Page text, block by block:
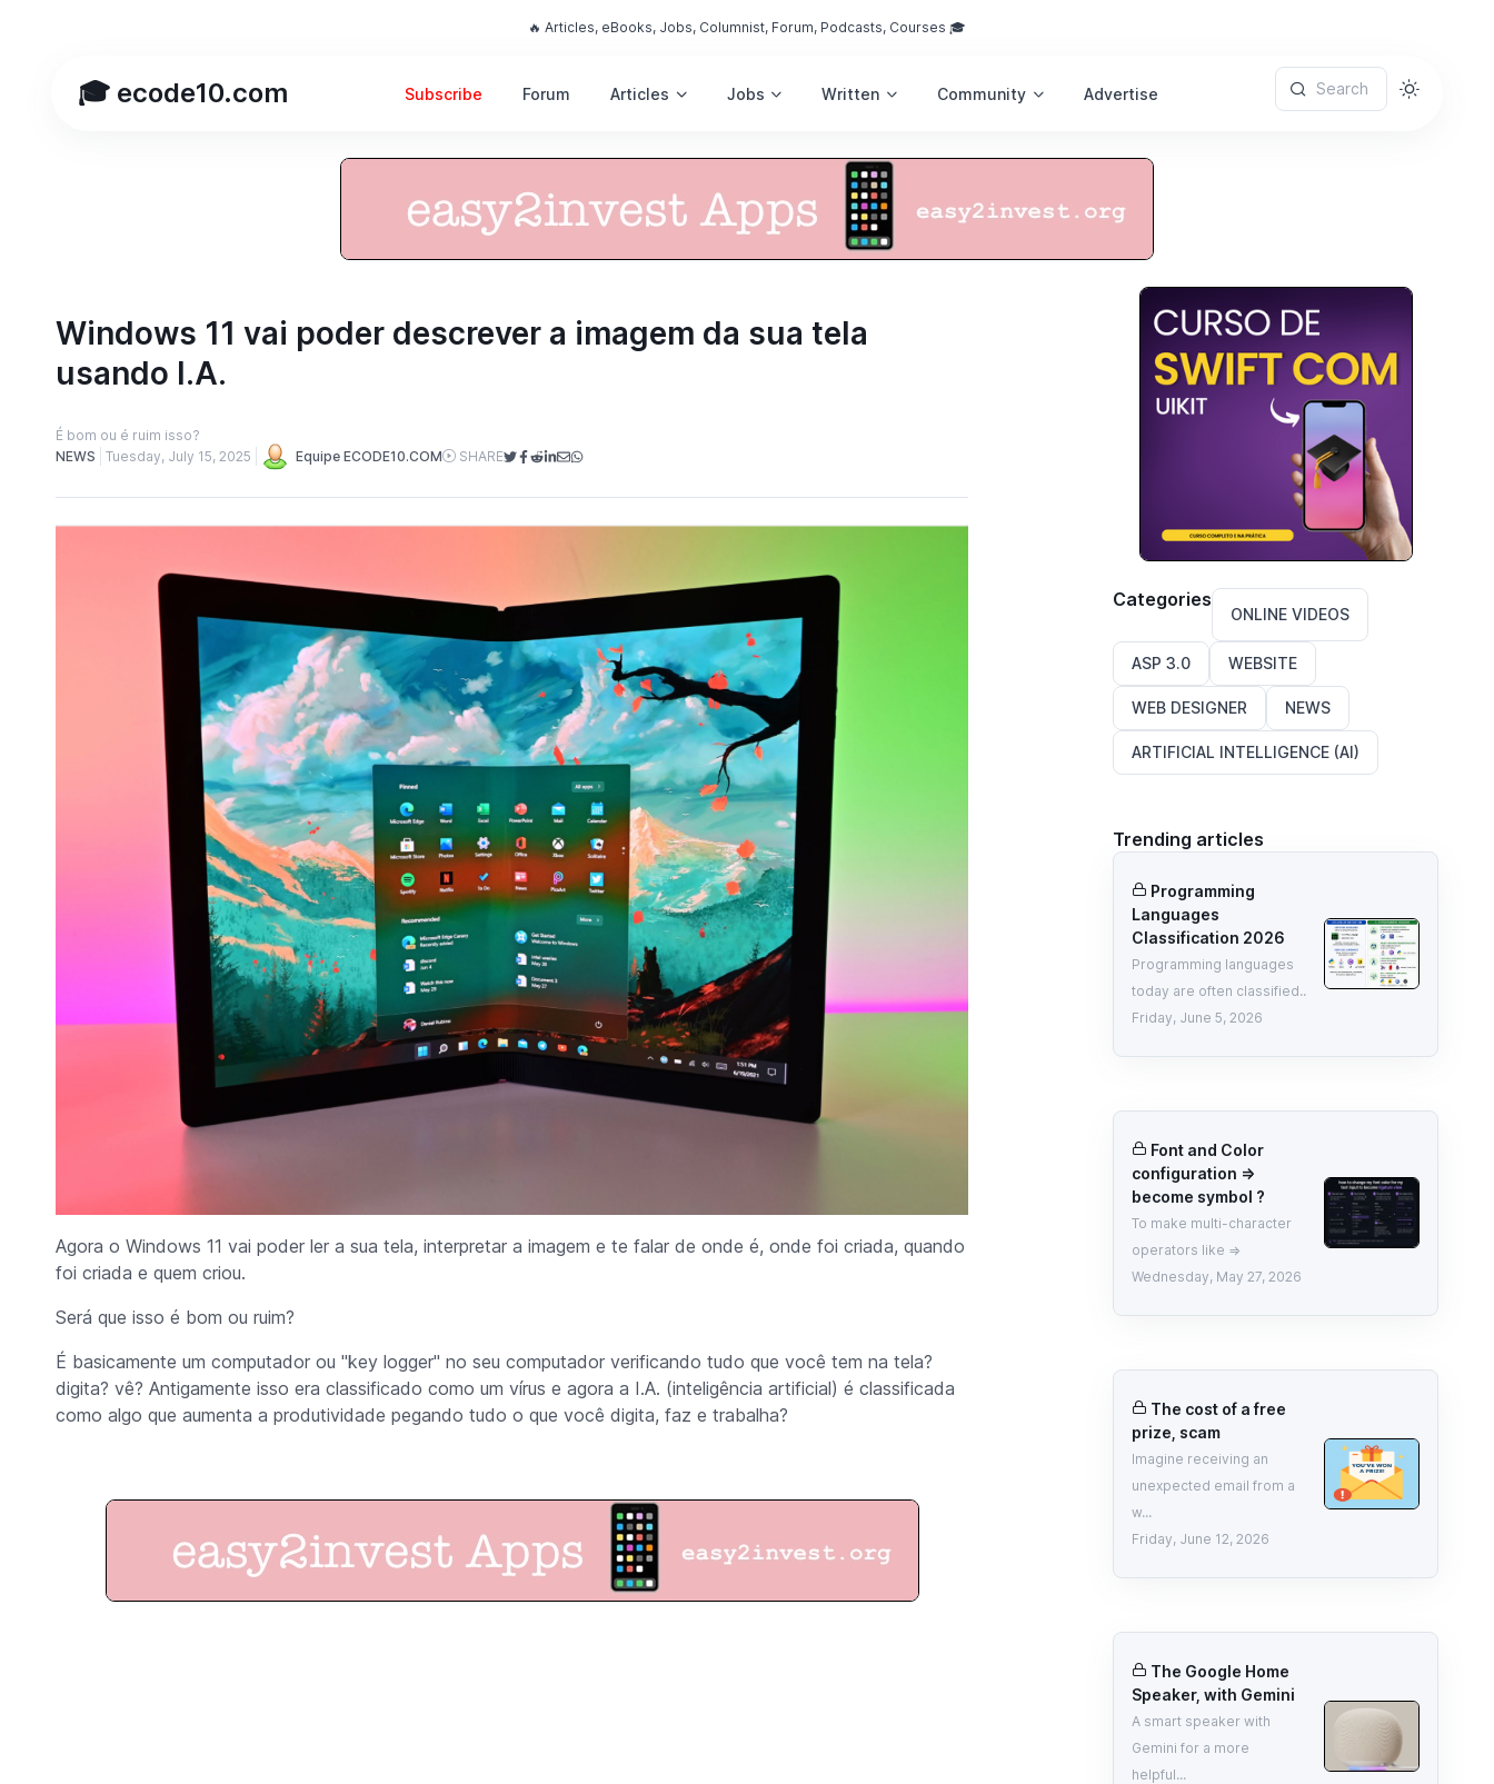
🔥 Articles, eBooks, Jobs, Columnist, Forum, Podcasts, Courses 🎓
🎓 ecode10.com Subscribe Forum Articles Jobs Written Community Advertise Search
Windows 11 vai poder descrever a imagem da sua tela
usando I.A.
É bom ou é ruim isso?
NEWS
Tuesday, July 15, 2025 Equipe ECODE10.COM SHARE
Agora o Windows 11 vai poder ler a sua tela, interpretar a imagem e te falar de onde é, onde foi criada, quando
foi criada e quem criou.
Será que isso é bom ou ruim?
É basicamente um computador ou "key logger" no seu computador verificando tudo que você tem na tela?
digita? vê? Antigamente isso era classificado como um vírus e agora a I.A. (inteligência artificial) é classificada
como algo que aumenta a produtividade pegando tudo o que você digita, faz e trabalha?
Categories
ONLINE VIDEOS
ASP 3.0 WEBSITE
WEB DESIGNER NEWS
ARTIFICIAL INTELLIGENCE (AI)
Trending articles
Programming
Languages
Classification 2026
Programming languages
today are often classified..
Friday, June 5, 2026
Font and Color
configuration =>
become symbol ?
To make multi-character
operators like =>
Wednesday, May 27, 2026
The cost of a free
prize, scam
Imagine receiving an
unexpected email from a
w...
Friday, June 12, 2026
The Google Home
Speaker, with Gemini
A smart speaker with
Gemini for a more
helpful...